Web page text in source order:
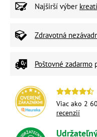
Najširší výber
Zdravotná
Poštovné zadarmo
Viac ako 2
recenzií